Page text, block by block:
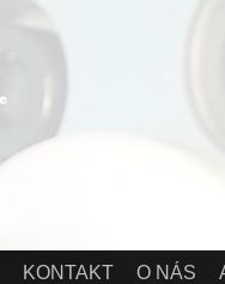
KONTAKT O NÁS